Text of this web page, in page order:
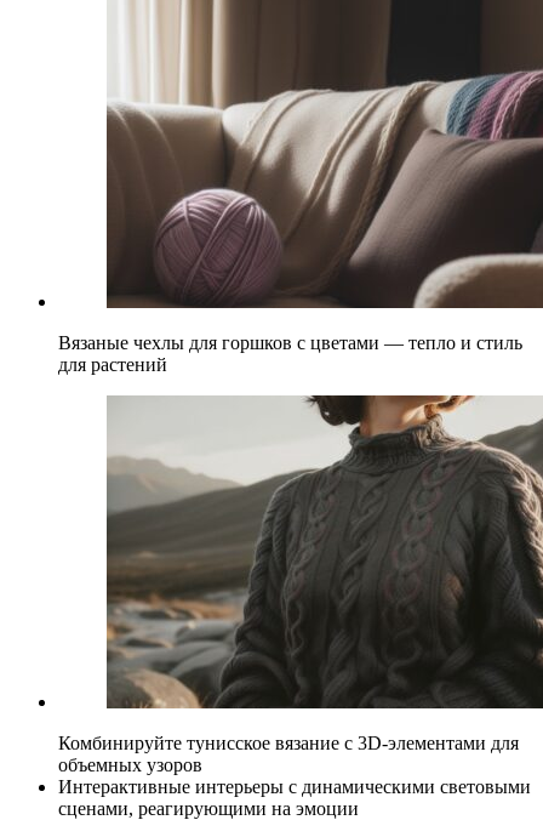
Вязаные чехлы для горшков с цветами — тепло и стиль
для растений
Комбинируйте тунисское вязание с 3D-элементами для
объемных узоров
Интерактивные интерьеры с динамическими световыми
сценами, реагирующими на эмоции